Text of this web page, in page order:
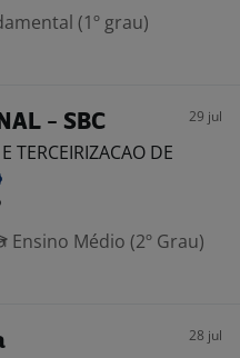
(1º grau)
- SBC 29 jul
TERCEIRIZACAO DE
Ensino Médio (2º Grau)
28 jul